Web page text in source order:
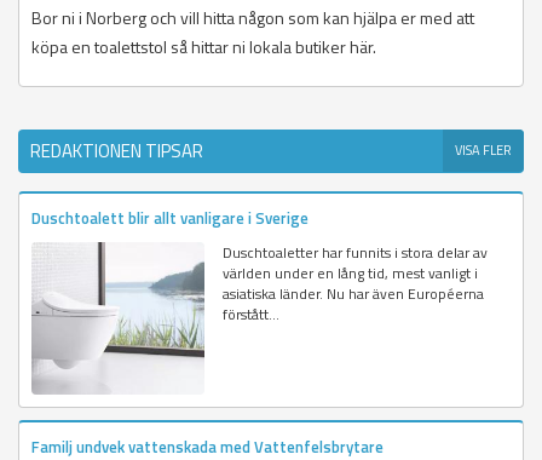
Bor ni i Norberg och vill hitta någon som kan hjälpa er med att
köpa en toalettstol så hittar ni lokala butiker här.
REDAKTIONEN TIPSAR VISA FLER
Duschtoalett blir allt vanligare i Sverige
Duschtoaletter har funnits i stora delar av
världen under en lång tid, mest vanligt i
asiatiska länder. Nu har även Européerna
förstått...
Familj undvek vattenskada med Vattenfelsbrytare